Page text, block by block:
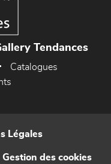
Tendances
Catalogues
Légales
Gestion des cookies